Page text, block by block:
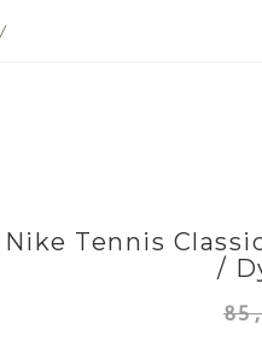
Nike Tennis
/